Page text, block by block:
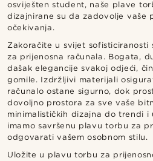
osviješten student, naše plave
dizajnirane su da zadovolje vaše
očekivanja.
Zakoračite u svijet sofisticiranosti
za prijenosna računala. Bogata,
dašak elegancije svakoj odjeći,
gomile. Izdržljivi materijali
računalo ostane sigurno, dok
dovoljno prostora za sve vaše
minimalističkih dizajna do trendi i
imamo savršenu plavu torbu za
odgovarati vašem osobnom stilu.
Uložite u plavu torbu za